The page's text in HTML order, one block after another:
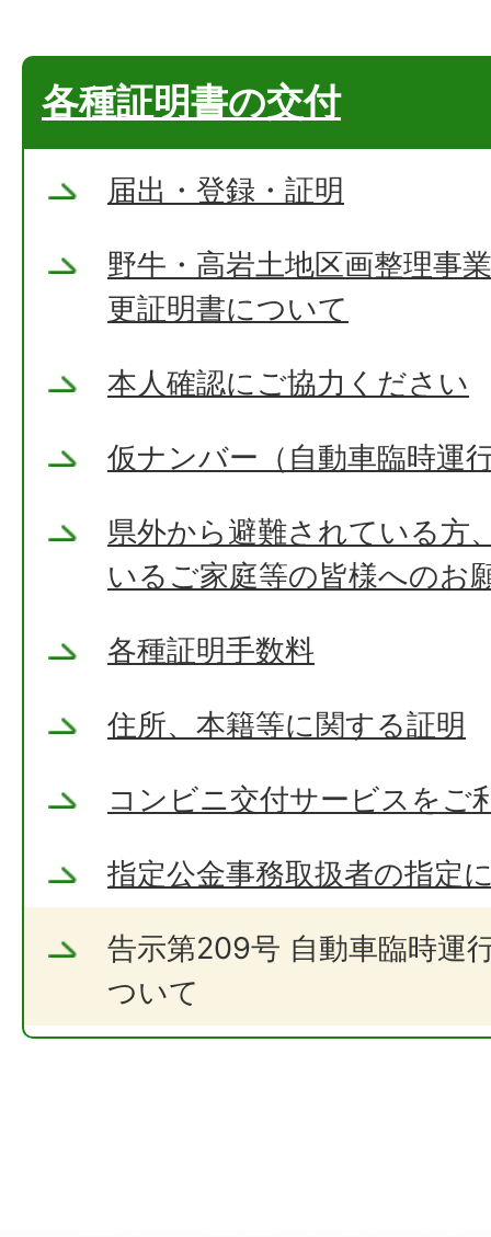
各種証明書の交付
届出・登録・証明
野牛・高岩土地区画整理事
更証明書について
本人確認にご協力ください
仮ナンバー（自動車臨時運
県外から避難されている方
いるご家庭等の皆様へのお
各種証明手数料
住所、本籍等に関する証明
コンビニ交付サービスをご
指定公金事務取扱者の指定
告示第209号 自動車臨時運
ついて